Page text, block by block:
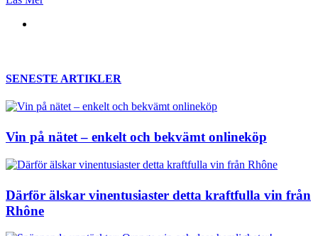
SENESTE ARTIKLER
Vin på nätet – enkelt och bekvämt onlineköp
Därför älskar vinentusiaster detta kraftfulla vin från
Rhône